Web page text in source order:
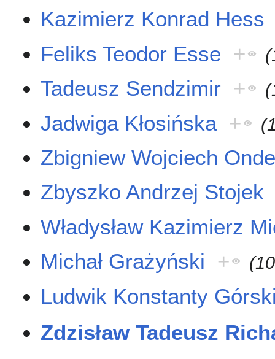
Kazimierz Konrad Hess
Feliks Teodor Esse +
Tadeusz Sendzimir +
Jadwiga Kłosińska +
Zbigniew Wojciech
Zbyszko Andrzej Stojek
Władysław Kazimierz
Michał Grażyński
+
Ludwik Konstanty
Zdzisław Tadeusz